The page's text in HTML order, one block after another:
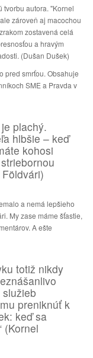
tvorbu autora. "Kornel
zároveň aj macochou
zostavená celá
a hravým
(Dušan Dušek)
pred smrťou. Obsahuje
SME a Pravda v
plachý.
hlbšie – keď
kohosi
a nemá lepšieho
My zase máme šťastie,
A ešte
totiž nikdy
preniknúť k
keď sa
(Kornel